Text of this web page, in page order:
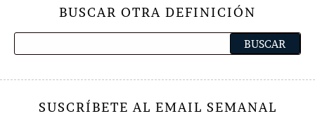
BUSCAR OTRA DEFINICIÓN
SUSCRÍBETE AL EMAIL SEMANAL